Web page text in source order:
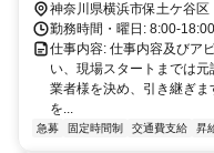
神奈川県横浜市保土ケ谷区
勤務時間・曜日: 8:00-
仕事内容: 仕事内容及びア
い、現場スタートまでは
業者様を決め、引き継ぎ
を...
急募 固定時間制 交通費支給 昇